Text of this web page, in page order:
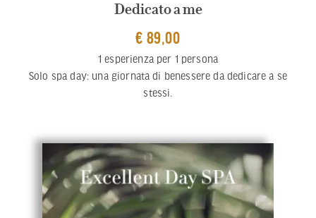
Dedicato a me
€ 89,00
1 esperienza per 1 persona
Solo spa day: una giornata di benessere da dedicare a se
stessi.